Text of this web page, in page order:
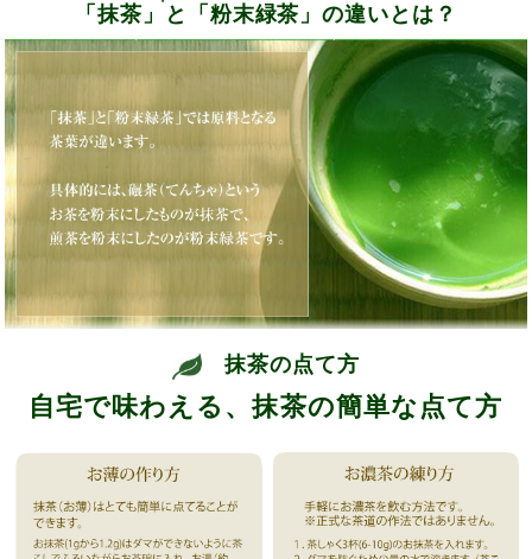
「抹茶」と「粉末緑茶」の違いとは？
抹茶の点て方
自宅で味わえる、抹茶の簡単な点て方